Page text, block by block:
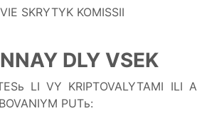
SKRYTYK KOMISSII
DLY VSEK
LI VY KRIPTOVALYTAMI ILI
PUTь: